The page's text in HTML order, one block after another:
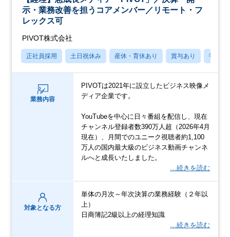
示・業務改善を担うコアメンバー／リモート・フ
レックス可
PIVOT株式会社
正社員採用 土日祝休み 産休・育休あり 賞与あり 学歴不
業務内容
PIVOTは2021年に設立したビジネス映像メ
ディア企業です。
YouTubeを中心に日々番組を配信し、現在
チャンネル登録者数390万人超（2026年4月
現在）、月間でのユニーク視聴者約1,100
万人の国内最大級のビジネス動画チャンネ
ルへと成長いたしました。
…続きを読む
対象となる方
単体の月次～年次決算の業務経験（２年以
上）
日商簿記2級以上の経理知識
…続きを読む